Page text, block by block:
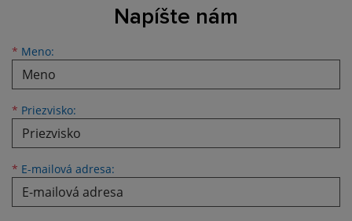
Napíšte nám
* Meno:
Meno
* Priezvisko:
Priezvisko
* E-mailová adresa:
E-mailová adresa